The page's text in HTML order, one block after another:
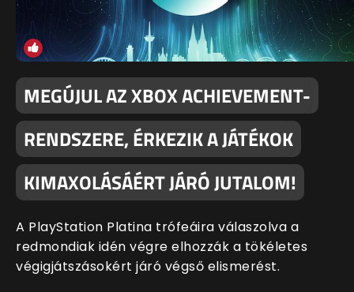
MEGÚJUL AZ XBOX ACHIEVEMENT-
RENDSZERE, ÉRKEZIK A JÁTÉKOK
KIMAXOLÁSÁÉRT JÁRÓ JUTALOM!
A PlayStation Platina trófeáira válaszolva a
redmondiak idén végre elhozzák a tökéletes
végigjátszásokért járó végső elismerést.